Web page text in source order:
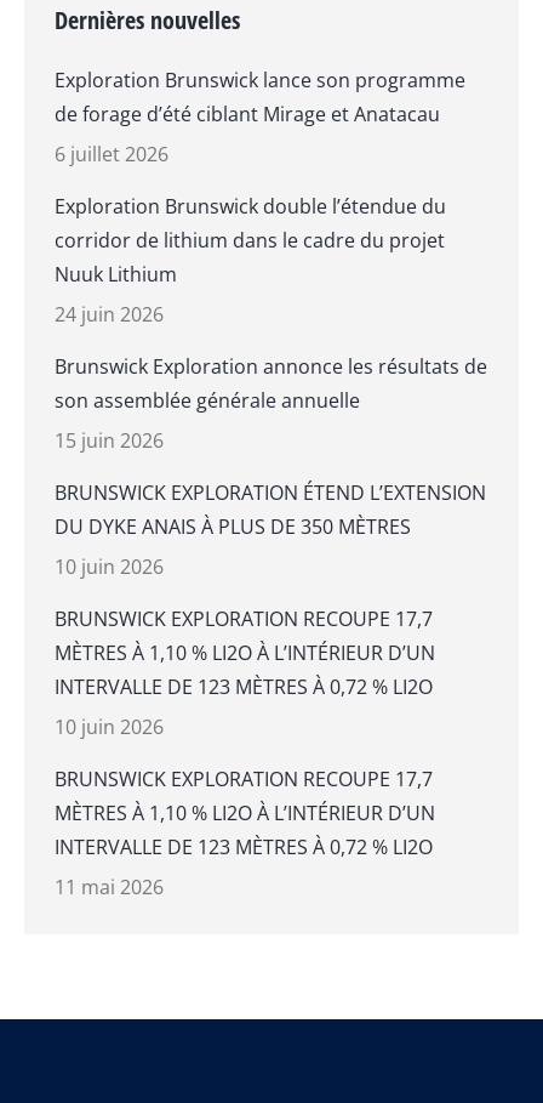
Dernières nouvelles
Exploration Brunswick lance son programme
de forage d’été ciblant Mirage et Anatacau
6 juillet 2026
Exploration Brunswick double l’étendue du
corridor de lithium dans le cadre du projet
Nuuk Lithium
24 juin 2026
Brunswick Exploration annonce les résultats de
son assemblée générale annuelle
15 juin 2026
BRUNSWICK EXPLORATION ÉTEND L’EXTENSION
DU DYKE ANAIS À PLUS DE 350 MÈTRES
10 juin 2026
BRUNSWICK EXPLORATION RECOUPE 17,7
MÈTRES À 1,10 % LI2O À L’INTÉRIEUR D’UN
INTERVALLE DE 123 MÈTRES À 0,72 % LI2O
10 juin 2026
BRUNSWICK EXPLORATION RECOUPE 17,7
MÈTRES À 1,10 % LI2O À L’INTÉRIEUR D’UN
INTERVALLE DE 123 MÈTRES À 0,72 % LI2O
11 mai 2026